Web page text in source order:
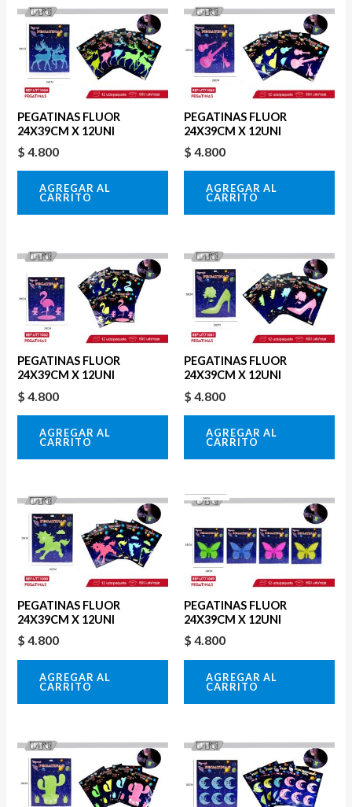
PEGATINAS FLUOR
24X39CM X 12UNI
$ 4.800
AGREGAR AL
CARRITO
PEGATINAS FLUOR
24X39CM X 12UNI
$ 4.800
AGREGAR AL
CARRITO
PEGATINAS FLUOR
24X39CM X 12UNI
$ 4.800
AGREGAR AL
CARRITO
PEGATINAS FLUOR
24X39CM X 12UNI
$ 4.800
AGREGAR AL
CARRITO
PEGATINAS FLUOR
24X39CM X 12UNI
$ 4.800
AGREGAR AL
CARRITO
PEGATINAS FLUOR
24X39CM X 12UNI
$ 4.800
AGREGAR AL
CARRITO